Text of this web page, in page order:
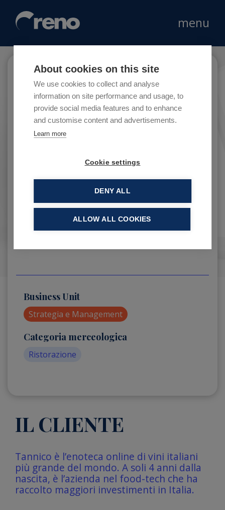
About cookies on this site
We use cookies to collect and analyse
information on site performance and usage, to
provide social media features and to enhance
and customise content and advertisements.
Learn more
Cookie settings
DENY ALL
ALLOW ALL COOKIES
menu
Tannico
Tannico è l’enoteca online di vini italiani più
Business Unit
Strategia e Management
Categoria merceologica
Ristorazione
IL CLIENTE
Tannico è l’enoteca online di vini italiani
più grande del mondo. A soli 4 anni dalla
nascita, è l’azienda nel food-tech che ha
raccolto maggiori investimenti in Italia.